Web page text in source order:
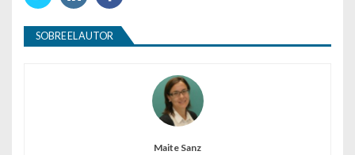
SOBRE EL AUTOR
Maite Sanz